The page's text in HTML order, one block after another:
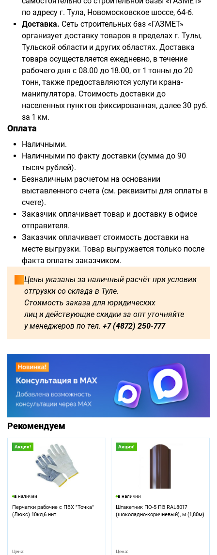
по адресу г. Тула, Новомосковское шоссе, 64-б.
Доставка. Сеть строительных баз «ГАЗМЕТ»
организует доставку товаров в пределах г. Тулы,
Тульской области и других областях. Доставка
товара осуществляется ежедневно, в течение
рабочего дня с 08.00 до 18.00, от 1 тонны до 20
тонн, также предоставляются услуги крана-
манипулятора. Стоимость доставки до
населенных пунктов фиксированная, далее 30 руб.
за 1 км.
Оплата
Наличными.
Наличными по факту доставки (сумма до 90
тысяч рублей).
Безналичным расчетом на основании
выставленного счета (см. реквизиты для оплаты в
счете).
Заказчик оплачивает товар и доставку в офисе
отправителя.
Заказчик оплачивает стоимость доставки на
месте выгрузки. Товар выгружается только после
факта оплаты заказчиком.
Цены указаны за наличный расчёт при условии
отгрузки со склада в Туле.
Стоимость заказа для юридических
лиц и действующие скидки за опт уточняйте
у менеджеров по тел. +7 (4872) 250-777
Рекомендуем
Акция!
в наличии
Перчатки рабочие с ПВХ "Точка"
(Люкс) 10кл,6 нит
Цена:
Акция!
в наличии
Штакетник ПО-5 ПЭ RAL8017
(шоколадно-коричневый), м (1,80м)
Цена: